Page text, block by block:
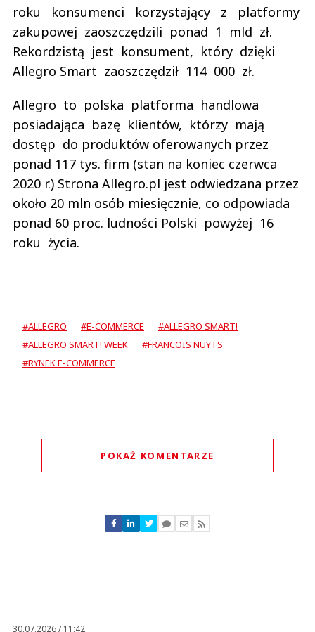
roku konsumenci korzystający z platformy
zakupowej zaoszczędzili ponad 1 mld zł.
Rekordzistą jest konsument, który dzięki
Allegro Smart zaoszczędził 114 000 zł.
Allegro to polska platforma handlowa
posiadająca bazę klientów, którzy mają
dostęp do produktów oferowanych przez
ponad 117 tys. firm (stan na koniec czerwca
2020 r.) Strona Allegro.pl jest odwiedzana przez
około 20 mln osób miesięcznie, co odpowiada
ponad 60 proc. ludności Polski powyżej 16
roku życia.
#ALLEGRO #E-COMMERCE
#ALLEGRO SMART!
#ALLEGRO SMART! WEEK
#FRANCOIS NUYTS
#RYNEK E-COMMERCE
POKAŻ KOMENTARZE
Nie znaleziono komentarzy
Zostaw swoje komentarze
30.07.2026 / 11:42